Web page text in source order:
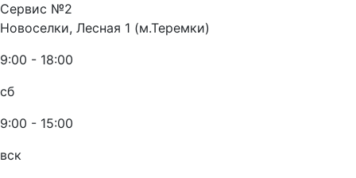
Сервис №2
Новоселки, Лесная 1 (м.Теремки)
9:00 - 18:00
сб
9:00 - 15:00
вск